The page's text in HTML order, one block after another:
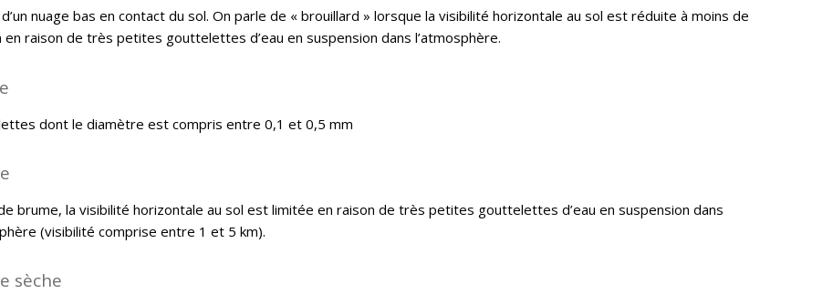
d’un nuage bas en contact du sol. On parle de « brouillard » lorsque la visibilité horizontale au sol est réduite à moins de
en raison de très petites gouttelettes d’eau en suspension dans l’atmosphère.
dont le diamètre est compris entre 0,1 et 0,5 mm
brume, la visibilité horizontale au sol est limitée en raison de très petites gouttelettes d’eau en suspension dans
(visibilité comprise entre 1 et 5 km).
sèche